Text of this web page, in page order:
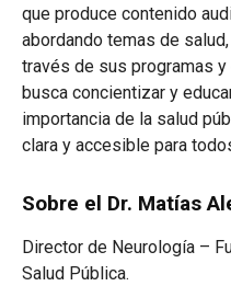
que produce contenido
abordando temas de
través de sus programas
busca concientizar y
importancia de la salud
clara y accesible para
Sobre el Dr. Matías
Director de Neurología –
Salud Pública.